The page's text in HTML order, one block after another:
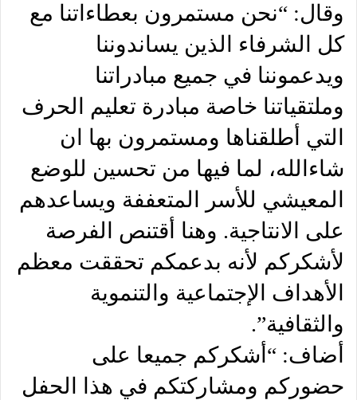
وقال: “نحن مستمرون بعطاءاتنا مع
كل الشرفاء الذين يساندوننا
ويدعموننا في جميع مبادراتنا
وملتقياتنا خاصة مبادرة تعليم الحرف
التي أطلقناها ومستمرون بها ان
شاءالله، لما فيها من تحسين للوضع
المعيشي للأسر المتعففة ويساعدهم
على الانتاجية. وهنا أقتنص الفرصة
لأشكركم لأنه بدعمكم تحققت معظم
الأهداف الإجتماعية والتنموية
والثقافية”.
أضاف: “أشكركم جميعا على
حضوركم ومشاركتكم في هذا الحفل